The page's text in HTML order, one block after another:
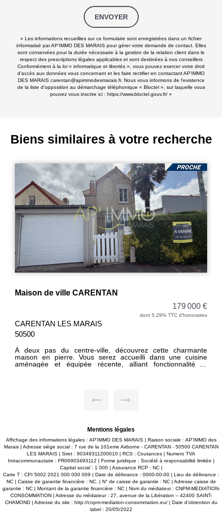
ENVOYER
« Les informations recueillies sur ce formulaire sont enregistrées dans un fichier
informatisé par AP'IMMO DES MARAIS pour gérer votre demande de contact. Elles
sont conservées pour la durée nécessaire à la gestion de la relation client dans le
respect des prescriptions légales applicables et sont destinées à nos conseillers
Conformément à la loi « informatique et libertés », vous pouvez exercer votre droit
d'accès aux données vous concernant et les faire rectifier en contactant AP'IMMO
DES MARAIS carentan@apimmodesmarais.fr. Nous vous informons de l'existence
de la liste d'opposition au démarchage téléphonique « Bloctel », sur laquelle vous
pouvez vous inscrire ici : https://www.bloctel.gouv.fr/ »
Biens similaires à votre recherche
Maison à rénover RAIDS
91 000 €
dont 7.06% TTC d'honoraires
RAIDS 50500
un beau potentiel d'aménagement. Au rez-de-chaussée,
vous découvrirez une pièce pouvant être transformée en
salle à manger avec cuisine, une chambre avec sa salle
d'eau privative, un salon / séjour ainsi qu'un WC
sur les risques auxquels ce bien est exposé sont disponibles
Mentions légales
Affichage des informations légales : AP'IMMO DES MARAIS | Raison sociale : AP'IMMO des
Marais | Adresse siège social : 7 rue de la 101eme Airborne - CARENTAN - 50500 CARENTAN
LES MARAIS | Siret : 90349311200010 | RCS : Coutances | Numero TVA
Intracommunautaire : FR06903493112 | Forme juridique : Société à responsabilité limitée |
Capital social : 1 000 | Assurance RCP : NC |
Carte T : CPI 5002 2021 000 000 009 | Date de délivrance : 0000-00-00 | Lieu de délivrance :
NC | Caisse de garantie financière : NC. | N° de caisse de garantie : NC | Adresse caisse de
garantie : NC | Montant de la garantie financière : NC | Nom du médiateur : CNPM-MEDIATION-
CONSOMMATION | Adresse du médiateur : 27, avenue de la Libération – 42400 SAINT-
CHAMOND | Adresse du site : http://cnpm-mediation-consommation.eu/| Date d'obtention du
label : 20/05/2022